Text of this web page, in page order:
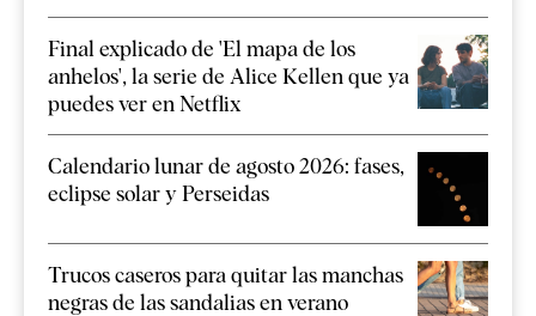
Final explicado de 'El mapa de los
anhelos', la serie de Alice Kellen que ya
puedes ver en Netflix
Calendario lunar de agosto 2026: fases,
eclipse solar y Perseidas
Trucos caseros para quitar las manchas
negras de las sandalias en verano